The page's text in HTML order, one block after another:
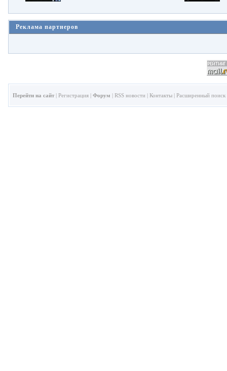
Реклама партнеров
Перейти на сайт | Регистрация | Форум | RSS новости | Контакты | Расширенный поиск